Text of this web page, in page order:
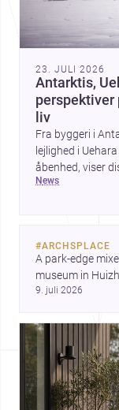
23. JULI 2026
Antarktis,
perspektiver
liv
Fra byggeri i
lejlighed i
åbenhed, viser
formes af klima,
peger de på
news
#ARCHSPLACE
A park-edge
museum in
Cayambe show
9. juli 2026